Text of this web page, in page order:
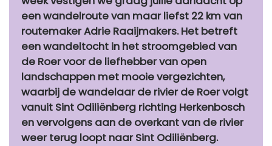
een wandelroute van maar liefst 22 km van
routemaker Adrie Raaijmakers. Het betreft
een wandeltocht in het stroomgebied van
de Roer voor de liefhebber van open
landschappen met mooie vergezichten,
waarbij de wandelaar de rivier de Roer volgt
vanuit Sint Odiliënberg richting Herkenbosch
en vervolgens aan de overkant van de rivier
weer terug loopt naar Sint Odiliënberg.